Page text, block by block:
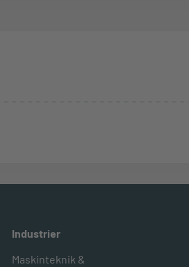
Industrier
Maskinteknik &